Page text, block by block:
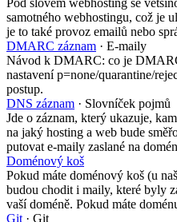
samotného webhostingu, což je
je to také provoz emailů nebo
DMARC záznam · E-maily
Návod k DMARC: co je
nastavení p=none/quarantine/
postup.
DNS záznam · Slovníček pojmů
Jde o záznam, který ukazuje,
na jaký hosting a web bude
putovat e-maily zaslané na
Doménový koš
Pokud máte doménový koš (u
budou chodit i maily, které byly
vaší doméně. Pokud máte
Git · Git